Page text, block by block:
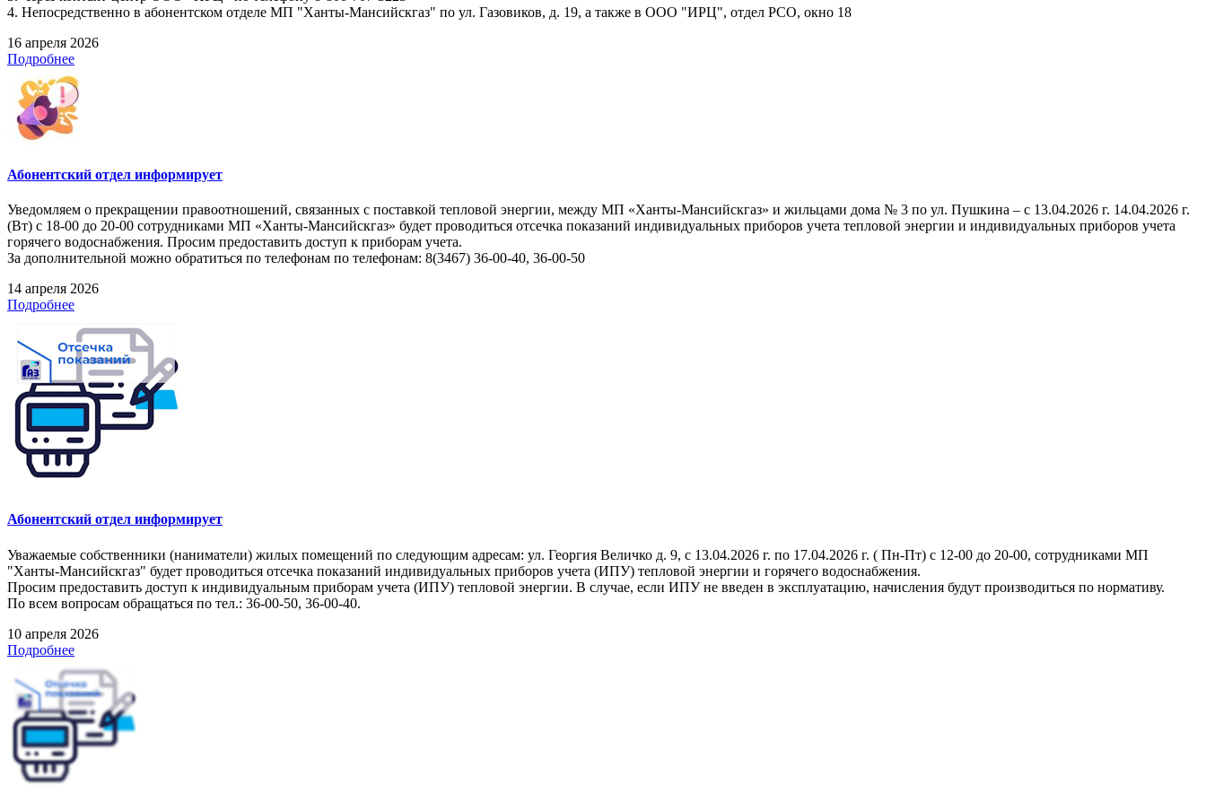
4. Непосредственно в абонентском отделе МП "Ханты-Мансийскгаз" по ул. Газовиков, д. 19, а также в ООО "ИРЦ", отдел РСО, окно 18
16 апреля 2026
Подробнее
Абонентский отдел информирует
Уведомляем о прекращении правоотношений, связанных с поставкой тепловой энергии, между МП «Ханты-Мансийскгаз» и жильцами дома № 3 по ул. Пушкина – с 13.04.2026 г. 14.04.2026 г.
(Вт) с 18-00 до 20-00 сотрудниками МП «Ханты-Мансийскгаз» будет проводиться отсечка показаний индивидуальных приборов учета тепловой энергии и индивидуальных приборов учета
горячего водоснабжения. Просим предоставить доступ к приборам учета.
За дополнительной можно обратиться по телефонам по телефонам: 8(3467) 36-00-40, 36-00-50
14 апреля 2026
Подробнее
Абонентский отдел информирует
Уважаемые собственники (наниматели) жилых помещений по следующим адресам: ул. Георгия Величко д. 9, с 13.04.2026 г. по 17.04.2026 г. ( Пн-Пт) с 12-00 до 20-00, сотрудниками МП
"Ханты-Мансийскгаз" будет проводиться отсечка показаний индивидуальных приборов учета (ИПУ) тепловой энергии и горячего водоснабжения.
Просим предоставить доступ к индивидуальным приборам учета (ИПУ) тепловой энергии. В случае, если ИПУ не введен в эксплуатацию, начисления будут производиться по нормативу.
По всем вопросам обращаться по тел.: 36-00-50, 36-00-40.
10 апреля 2026
Подробнее